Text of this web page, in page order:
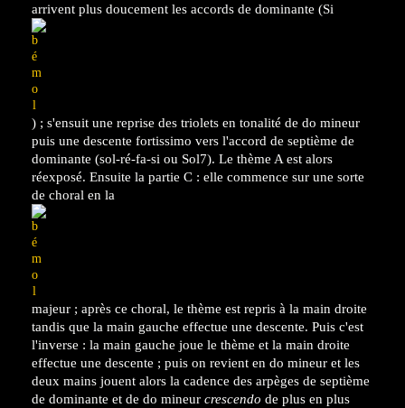
arrivent plus doucement les accords de dominante (Si
) ; s'ensuit une reprise des triolets en tonalité de do mineur
puis une descente fortissimo vers l'accord de septième de
dominante (sol-ré-fa-si ou Sol7). Le thème A est alors
réexposé. Ensuite la partie C : elle commence sur une sorte
de choral en la
majeur ; après ce choral, le thème est repris à la main droite
tandis que la main gauche effectue une descente. Puis c'est
l'inverse : la main gauche joue le thème et la main droite
effectue une descente ; puis on revient en do mineur et les
deux mains jouent alors la cadence des arpèges de septième
de dominante et de do mineur crescendo de plus en plus